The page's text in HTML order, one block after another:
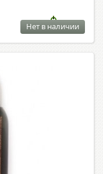
Нет в наличии